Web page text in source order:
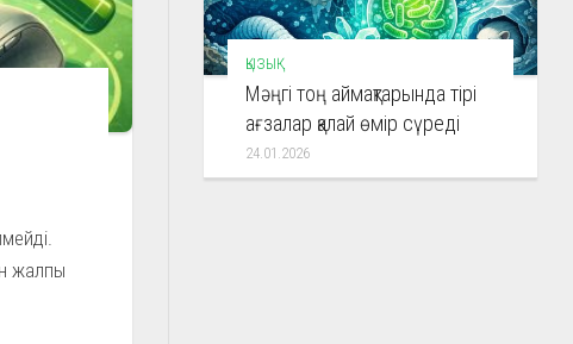
жалпы
ҚЫЗЫҚ
Мәңгі тоң аймақтарында тірі
ағзалар қалай өмір сүреді
24.01.2026